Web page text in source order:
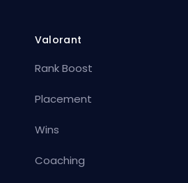
Valorant
Rank Boost
Placement
Wins
Coaching